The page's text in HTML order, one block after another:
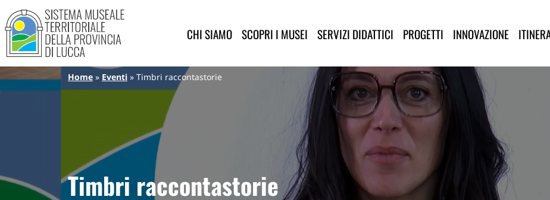
Salta al contenuto principale
Sistema Museale Territoriale della Provincia di Lucca
Navigazione principale
CHI SIAMO SCOPRI I MUSEI SERVIZI DIDATTICI PROGETTI INNOVAZIONE
Briciole di pane
Home Eventi Timbri raccontastorie
Timbri raccontastorie